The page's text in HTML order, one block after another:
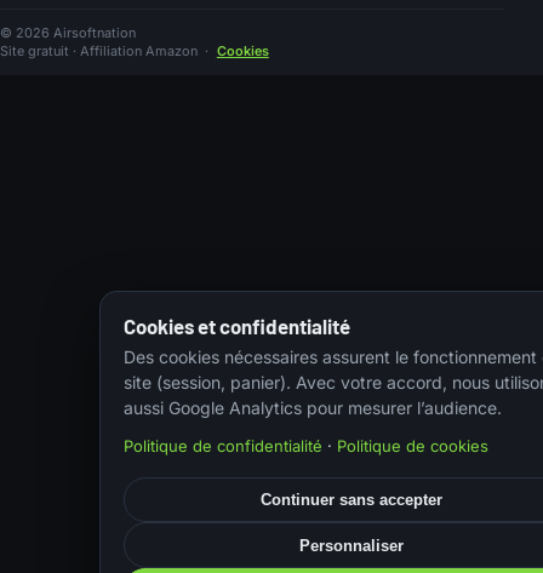
© 2026 Airsoftnation
Site gratuit · Affiliation Amazon · Cookies
Cookies et confidentialité
Des cookies nécessaires assurent le fonctionnement
site (session, panier). Avec votre accord, nous
aussi Google Analytics pour mesurer l’audience.
Politique de confidentialité · Politique de cookies
Continuer sans accepter
Personnaliser